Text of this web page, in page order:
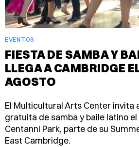
EVENTOS
FIESTA DE SAMBA Y
LLEGA A CAMBRIDGE
AGOSTO
El Multicultural Arts Center invita
gratuita de samba y baile latino
Centanni Park, parte de su
East Cambridge.